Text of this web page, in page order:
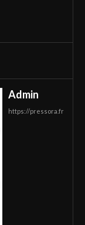
Admin
https://pressora.fr